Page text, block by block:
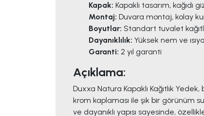
Kapak: Kapaklı tasarım,
Montaj: Duvara montaj, kolay
Boyutlar: Standart tuvalet
Dayanıklılık: Yüksek nem ve
Garanti: 2 yıl garanti
Açıklama:
Duxxa Natura Kapaklı Kağıtlık
krom kaplaması ile şık bir görünüm
ve dayanıklı yapısı sayesinde,